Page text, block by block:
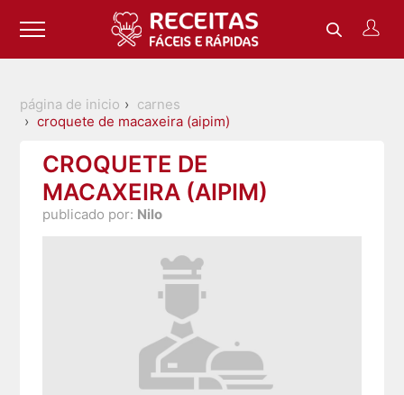
página de inicio
carnes
croquete de macaxeira (aipim)
CROQUETE DE
MACAXEIRA (AIPIM)
publicado por: Nilo